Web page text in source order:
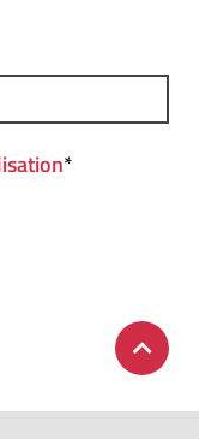
*